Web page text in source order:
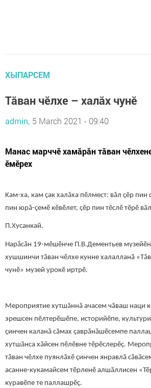
ХЫПАРСЕМ
Тӑван чӗлхе – халӑх чунĕ
admin, 5 March 2021 - 09:40
Манас марччӗ хамăрăн тăван
ӗмӗрех
Kам-ха, кам çак халăха пӗлмест: вăл çӗр пин
пин юрă-çемӗ кӗвӗлет, çӗр пин тӗслӗ тӗрӗ
П.Хусанкай.
Нарӑсӑн 19-мӗшӗнче П.В.Дементьев
хушшинчи тӑван чӗлхе кунне халалланӑ
чунӗ» музей урокӗ иртрӗ.
Мероприятие хутшăннă ачасем чӑваш наци
эрешсен пӗлтерӗшӗпе, историйӗпе,
çинчен каланӑ сӑмах çаврӑнӑшӗсемпе
хутшӑнса хăйсен пӗлӗвне тӗрӗслерӗç.
тӑван чӗлхе пуянлӑхӗ çинчен янравлӑ
асанне-кукамайсем тӗрленӗ алшӑллисен
куравӗпе те паллашрӗç.